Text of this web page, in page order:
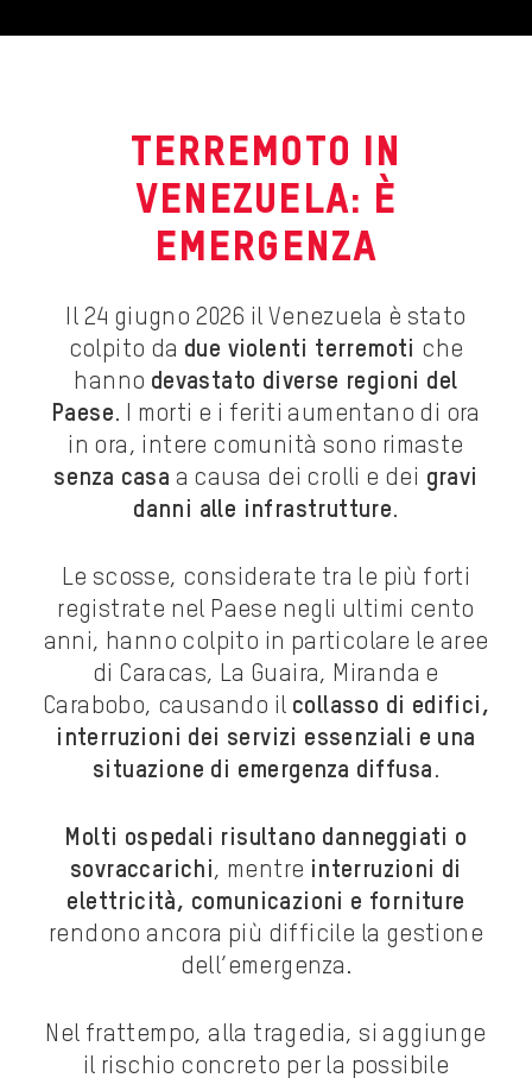
Terremoto in
Venezuela: è
emergenza
Il 24 giugno 2026 il Venezuela è stato
colpito da due violenti terremoti che
hanno devastato diverse regioni del
Paese. I morti e i feriti aumentano di ora
in ora, intere comunità sono rimaste
senza casa a causa dei crolli e dei gravi
danni alle infrastrutture.
Le scosse, considerate tra le più forti
registrate nel Paese negli ultimi cento
anni, hanno colpito in particolare le aree
di Caracas, La Guaira, Miranda e
Carabobo, causando il collasso di edifici,
interruzioni dei servizi essenziali e una
situazione di emergenza diffusa .
Molti ospedali risultano danneggiati o
sovraccarichi, mentre interruzioni di
elettricità, comunicazioni e forniture
rendono ancora più difficile la gestione
dell’emergenza.
Nel frattempo, alla tragedia, si aggiunge
il rischio concreto per la possibile